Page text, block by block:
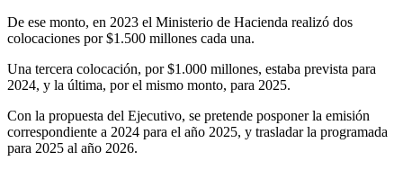
De ese monto, en 2023 el Ministerio de Hacienda realizó dos
colocaciones por $1.500 millones cada una.
Una tercera colocación, por $1.000 millones, estaba prevista para
2024, y la última, por el mismo monto, para 2025.
Con la propuesta del Ejecutivo, se pretende posponer la emisión
correspondiente a 2024 para el año 2025, y trasladar la programada
para 2025 al año 2026.